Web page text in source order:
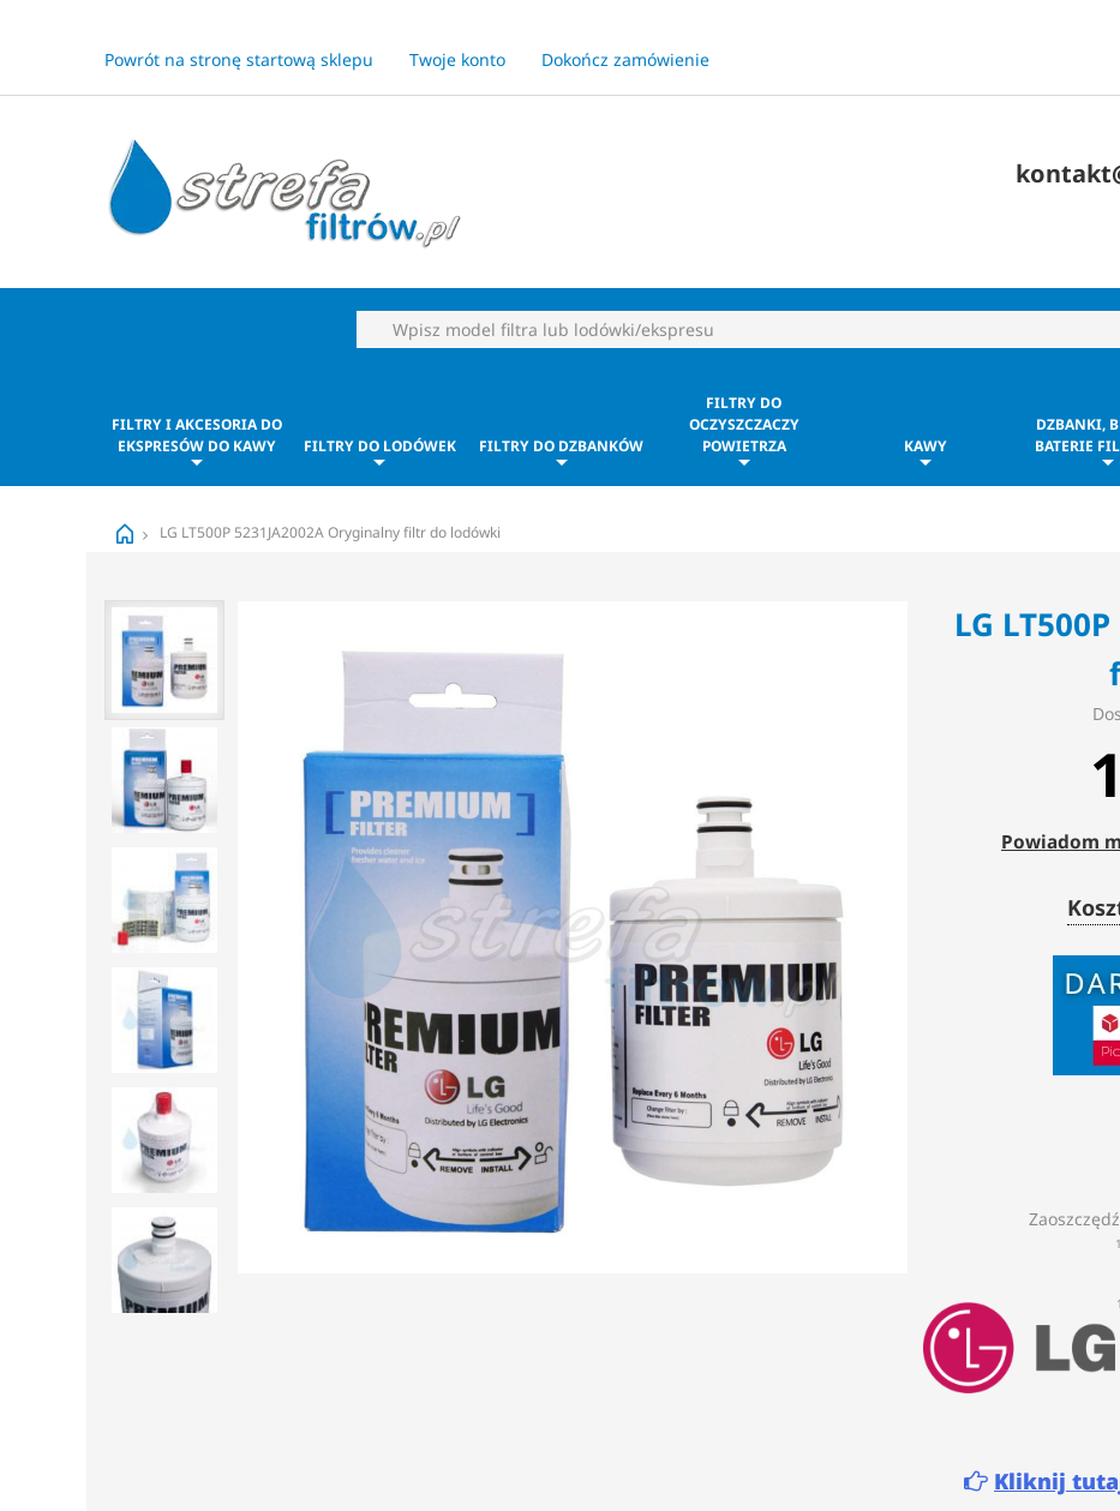
Powrót na stronę startową sklepu Twoje konto Dokończ zamówienie
FILTRY I AKCESORIA DO
EKSPRESÓW DO KAWY
FILTRY DO LODÓWEK FILTRY DO DZBANKÓW
FILTRY DO
OCZYSZCZACZY
POWIETRZA
KAWY
DZBANKI,
BATERIE
LG LT500P 5231JA2002A Oryginalny filtr do lodówki
LG
Powiadom
Kliknij